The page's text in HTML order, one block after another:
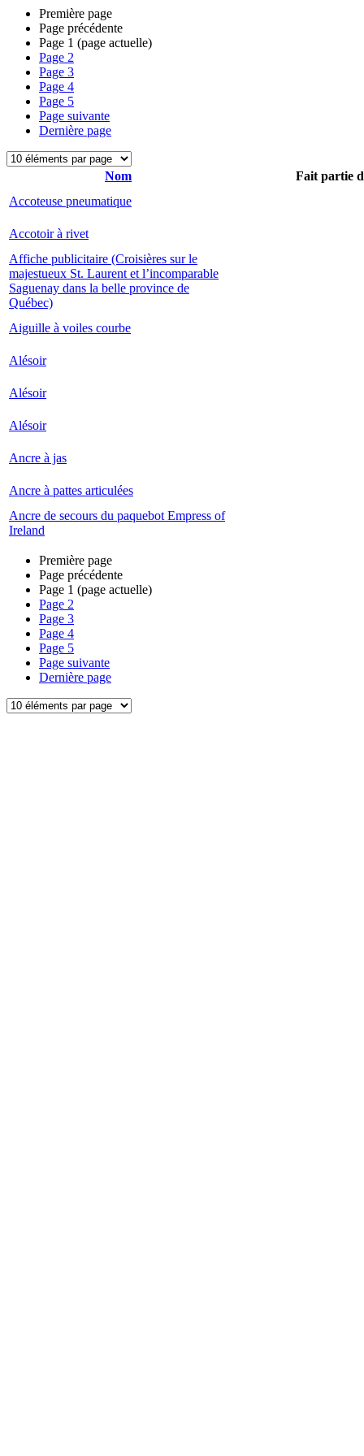
Première page
Page précédente
Page 1 (page actuelle)
Page 2
Page 3
Page 4
Page 5
Page suivante
Dernière page
Nom
Fait partie
Accoteuse pneumatique
Accotoir à rivet
Affiche publicitaire (Croisières sur le
majestueux St. Laurent et l’incomparable
Saguenay dans la belle province de
Québec)
Aiguille à voiles courbe
Alésoir
Alésoir
Alésoir
Ancre à jas
Ancre à pattes articulées
Ancre de secours du paquebot Empress of
Ireland
Première page
Page précédente
Page 1 (page actuelle)
Page 2
Page 3
Page 4
Page 5
Page suivante
Dernière page